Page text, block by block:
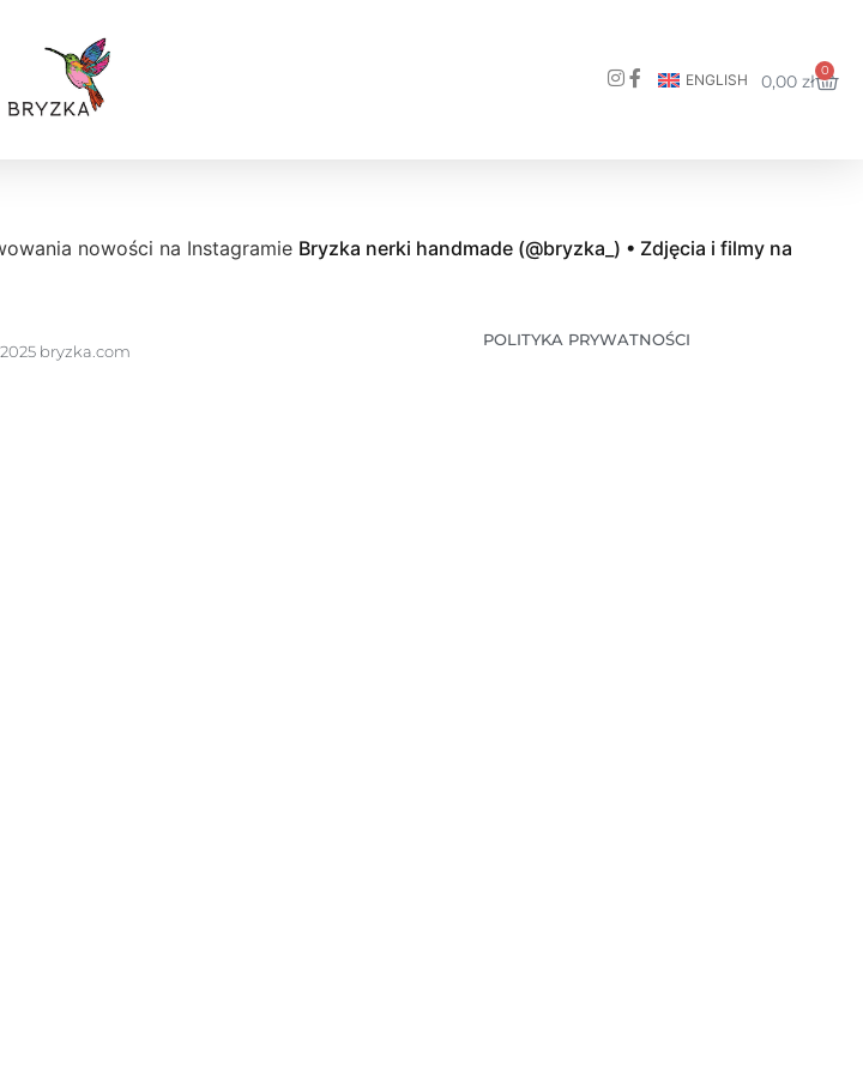
ENGLISH 0,00 zł
0
nowości na Instagramie Bryzka nerki handmade (@bryzka_) • Zdjęcia i filmy na
bryzka.com
POLITYKA PRYWATNOŚCI